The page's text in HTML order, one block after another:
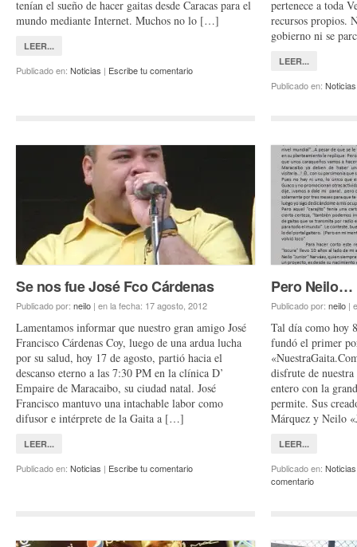
tenían el sueño de hacer gaitas desde Caracas para el
mundo mediante Internet. Muchos no lo […]
LEER...
Publicado en: Noticias | Escribe tu comentario
pertenece a toda
recursos propios.
gobierno ni se
LEER...
Publicado en: Noticias
Se nos fue José Fco Cárdenas
Publicado por: neilo | en la fecha: 17 agosto, 2012
Lamentamos informar que nuestro gran amigo José
Francisco Cárdenas Coy, luego de una ardua lucha
por su salud, hoy 17 de agosto, partió hacia el
descanso eterno a las 7:30 PM en la clínica D’
Empaire de Maracaibo, su ciudad natal. José
Francisco mantuvo una intachable labor como
difusor e intérprete de la Gaita a […]
LEER...
Publicado en: Noticias | Escribe tu comentario
Pero Neilo…
Publicado por: neilo |
Tal día como hoy
fundó el primer
disfrute de
entero con la
permite. Sus
Márquez y Neilo
LEER...
Publicado en: Noticias
comentario